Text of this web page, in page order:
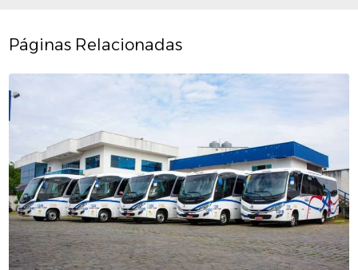
Páginas Relacionadas